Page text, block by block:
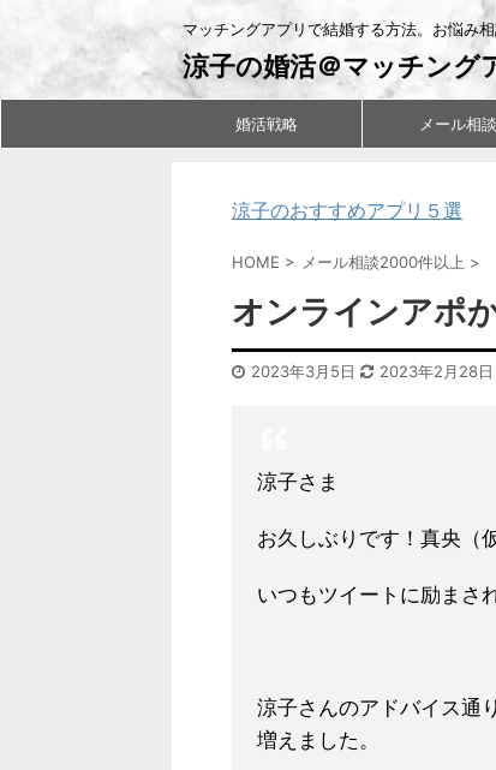
マッチングアプリで結婚する方法。お悩み
涼子の婚活＠マッチング
婚活戦略 メール相談
涼子のおすすめアプリ５選
HOME > メール相談2000件以上 >
オンラインアポ
2023年3月5日 2023年2月28日
涼子さま
お久しぶりです！真央（
いつもツイートに励まさ
涼子さんのアドバイス通
増えました。